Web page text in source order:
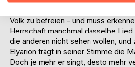
Volk zu befreien - und muss
Herrschaft manchmal dasselbe Lied
die anderen nicht sehen wollen, und
Elyarion trägt in seiner Stimme die
Doch je mehr er singt, desto mehr